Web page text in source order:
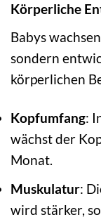
Körperliche
Babys
sondern
körperlichen
Kopfumfang:
wächst der
Monat.
Muskulatur:
wird stärker,